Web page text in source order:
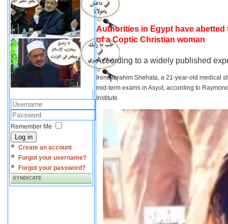
Remember Me
Log in
Create an account
Forgot your username?
Forgot your password?
SYNDICATE
Authorities in Egypt have
of a Coptic Christian woman
According to a widely published
Irene Ibrahim Shehata, a 21-year-old medical
mid-term exams in Asyut, according to
Institute.